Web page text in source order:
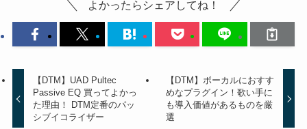
よかったらシェアしてね！
【DTM】UAD Pultec
Passive EQ 買ってよかっ
た理由！ DTM定番のパッ
シブイコライザー
【DTM】ボーカルにおすす
めなプラグイン！歌い手に
も導入価値があるものを厳
選